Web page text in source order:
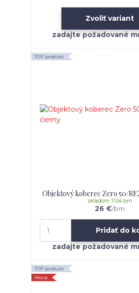
Zvoliť variant
TOP produkt
Objektový koberec Zero 50/
26 €/bm
skladom 11.04 bm
Pridať do
TOP produkt
Akcia